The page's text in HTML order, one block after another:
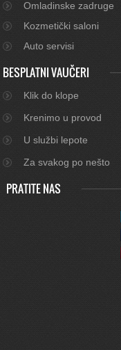
Omladinske zadruge
Kozmetički saloni
Auto servisi
BESPLATNI VAUČERI
Klik do klope
Krenimo u provod
U službi lepote
Za svakog po nešto
PRATITE NAS